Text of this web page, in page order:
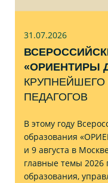
31.07.2026
«ОРИЕНТИРЫ
ПЕДАГОГОВ
В этому году
образования
и 9 августа в
главные темы 2026
образования,